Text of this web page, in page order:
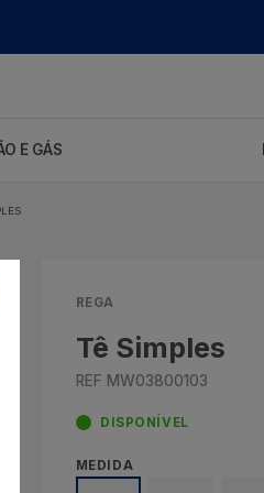
E GÁS
REGA
Tê Simples
REF MW03800103
DISPONÍVEL
MEDIDA